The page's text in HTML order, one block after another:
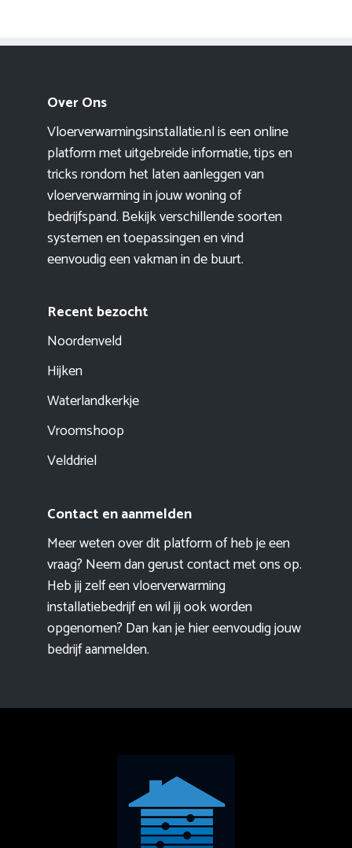
Over Ons
Vloerverwarmingsinstallatie.nl is een online
platform met uitgebreide informatie, tips en
tricks rondom het laten aanleggen van
vloerverwarming in jouw woning of
bedrijfspand. Bekijk verschillende soorten
systemen en toepassingen en vind
eenvoudig een vakman in de buurt.
Recent bezocht
Noordenveld
Hijken
Waterlandkerkje
Vroomshoop
Velddriel
Contact en aanmelden
Meer weten over dit platform of heb je een
vraag? Neem dan gerust contact met ons op.
Heb jij zelf een vloerverwarming
installatiebedrijf en wil jij ook worden
opgenomen? Dan kan je hier eenvoudigjouw
bedrijf aanmelden.